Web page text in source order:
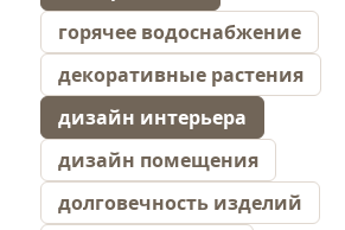
горячее водоснабжение
декоративные растения
дизайн интерьера
дизайн помещения
долговечность изделий